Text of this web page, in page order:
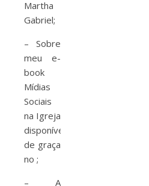
Martha
Gabriel;
– Sobre
meu e-
book
Mídias
Sociais
na Igreja
disponível
de graça
no ;
– A